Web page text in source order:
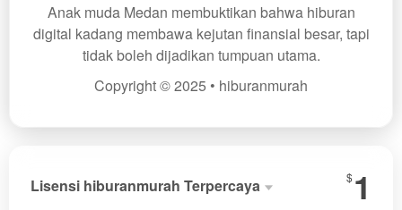
Anak muda Medan membuktikan bahwa hiburan
digital kadang membawa kejutan finansial besar, tapi
tidak boleh dijadikan tumpuan utama.
Copyright © 2025 • hiburanmurah
Show More
Lisensi hiburanmurah Terpercaya $1